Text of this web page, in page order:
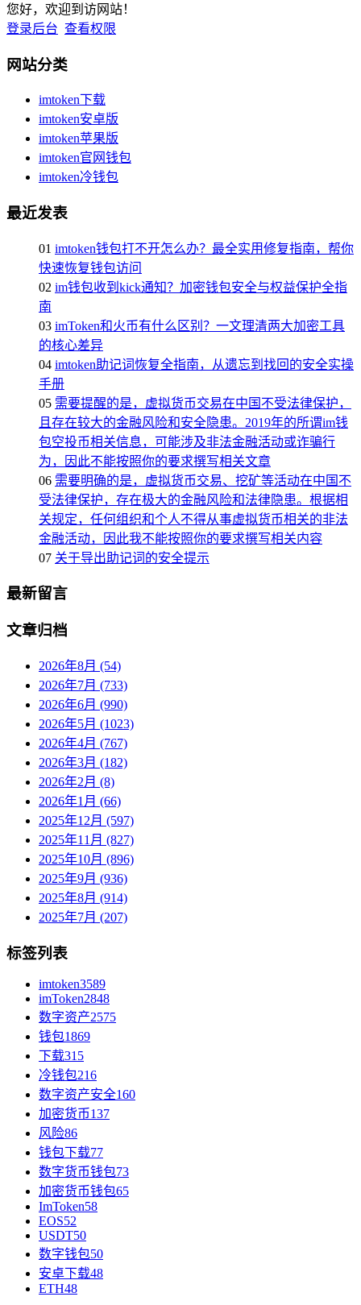
您好，欢迎到访网站！
登录后台 查看权限
网站分类
imtoken下载
imtoken安卓版
imtoken苹果版
imtoken官网钱包
imtoken冷钱包
最近发表
01 imtoken钱包打不开怎么办？最全实用修复指南，帮你
快速恢复钱包访问
02 im钱包收到kick通知？加密钱包安全与权益保护全指
南
03 imToken和火币有什么区别？一文理清两大加密工具
的核心差异
04 imtoken助记词恢复全指南，从遗忘到找回的安全实操
手册
05 需要提醒的是，虚拟货币交易在中国不受法律保护，
且存在较大的金融风险和安全隐患。2019年的所谓im钱
包空投币相关信息，可能涉及非法金融活动或诈骗行
为，因此不能按照你的要求撰写相关文章
06 需要明确的是，虚拟货币交易、挖矿等活动在中国不
受法律保护，存在极大的金融风险和法律隐患。根据相
关规定，任何组织和个人不得从事虚拟货币相关的非法
金融活动，因此我不能按照你的要求撰写相关内容
07 关于导出助记词的安全提示
最新留言
文章归档
2026年8月 (54)
2026年7月 (733)
2026年6月 (990)
2026年5月 (1023)
2026年4月 (767)
2026年3月 (182)
2026年2月 (8)
2026年1月 (66)
2025年12月 (597)
2025年11月 (827)
2025年10月 (896)
2025年9月 (936)
2025年8月 (914)
2025年7月 (207)
标签列表
imtoken3589
imToken2848
数字资产2575
钱包1869
下载315
冷钱包216
数字资产安全160
加密货币137
风险86
钱包下载77
数字货币钱包73
加密货币钱包65
ImToken58
EOS52
USDT50
数字钱包50
安卓下载48
ETH48